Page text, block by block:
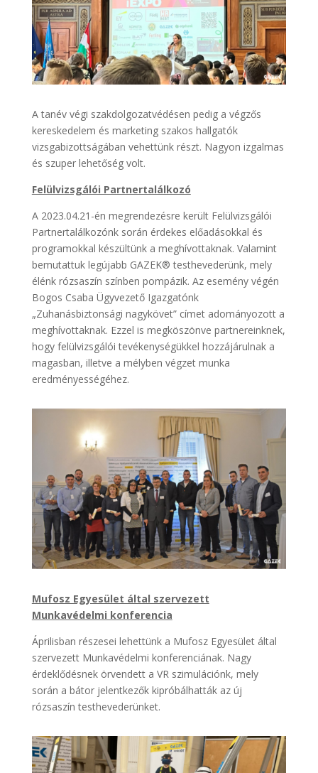
A tanév végi szakdolgozatvédésen pedig a végzős
kereskedelem és marketing szakos hallgatók
vizsgabizottságában vehettünk részt. Nagyon izgalmas
és szuper lehetőség volt.
Felülvizsgálói Partnertalálkozó
A 2023.04.21-én megrendezésre került Felülvizsgálói
Partnertalálkozónk során érdekes előadásokkal és
programokkal készültünk a meghívottaknak. Valamint
bemutattuk legújabb GAZEK®️ testhevederünk, mely
élénk rózsaszín színben pompázik. Az esemény végén
Bogos Csaba Ügyvezető Igazgatónk
„Zuhanásbiztonsági nagykövet” címet adományozott a
meghívottaknak. Ezzel is megköszönve partnereinknek,
hogy felülvizsgálói tevékenységükkel hozzájárulnak a
magasban, illetve a mélyben végzet munka
eredményességéhez.
Mufosz Egyesület által szervezett
Munkavédelmi konferencia
Áprilisban részesei lehettünk a Mufosz Egyesület által
szervezett Munkavédelmi konferenciának. Nagy
érdeklődésnek örvendett a VR szimulációnk, mely
során a bátor jelentkezők kipróbálhatták az új
rózsaszín testhevederünket.